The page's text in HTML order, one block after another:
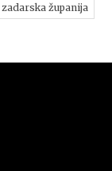
zadarska županija